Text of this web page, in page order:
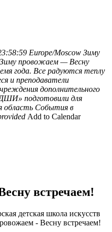
Europe/Moscow Зиму
Зиму провожаем — Весну
года. Все радуются теплу
и преподаватели
дополнительного
ДШИ» подготовили для
область События в
Add to Calendar
встречаем!
детская школа искусств
- Весну встречаем!